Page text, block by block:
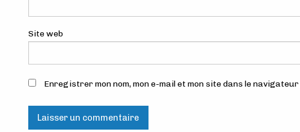
Site web
Enregistrer mon nom, mon e-mail et mon site dans le